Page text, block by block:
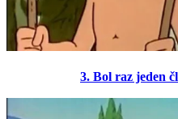
3. Bol raz jeden